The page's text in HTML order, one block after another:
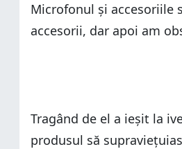
Microfonul și accesoriile
accesorii, dar apoi am
Tragând de el a ieșit la
produsul să